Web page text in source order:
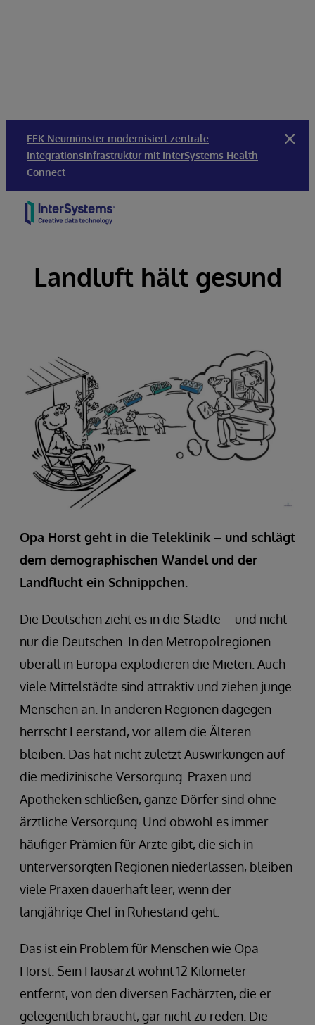
FEK Neumünster modernisiert zentrale
Integrationsinfrastruktur mit InterSystems Health
Connect
Skip to content
Landluft hält gesund
Opa Horst geht in die Teleklinik – und schlägt
dem demographischen Wandel und der
Landflucht ein Schnippchen.
Die Deutschen zieht es in die Städte – und nicht
nur die Deutschen. In den Metropolregionen
überall in Europa explodieren die Mieten. Auch
viele Mittelstädte sind attraktiv und ziehen junge
Menschen an. In anderen Regionen dagegen
herrscht Leerstand, vor allem die Älteren
bleiben. Das hat nicht zuletzt Auswirkungen auf
die medizinische Versorgung. Praxen und
Apotheken schließen, ganze Dörfer sind ohne
ärztliche Versorgung. Und obwohl es immer
häufiger Prämien für Ärzte gibt, die sich in
unterversorgten Regionen niederlassen, bleiben
viele Praxen dauerhaft leer, wenn der
langjährige Chef in Ruhestand geht.
Das ist ein Problem für Menschen wie Opa
Horst. Sein Hausarzt wohnt 12 Kilometer
entfernt, von den diversen Fachärzten, die er
gelegentlich braucht, gar nicht zu reden. Die